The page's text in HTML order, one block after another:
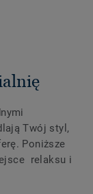
Twój styl,
Poniższe
relaksu i